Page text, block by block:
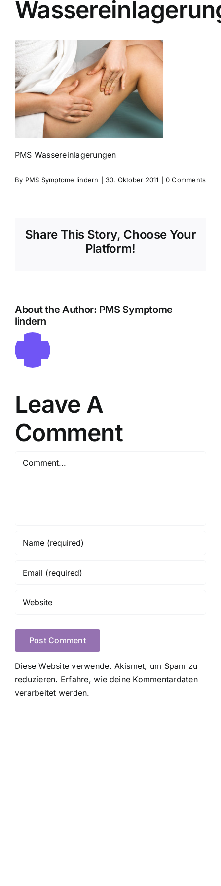
PMS Wassereinlagerungen
By PMS Symptome lindern 30. Oktober 2011 0 Comments
Share This Story, Choose Your
Platform!
About the Author: PMS Symptome
lindern
Leave A
Comment
Comment
Diese Website verwendet Akismet, um Spam zu
reduzieren. Erfahre, wie deine Kommentardaten
verarbeitet werden.